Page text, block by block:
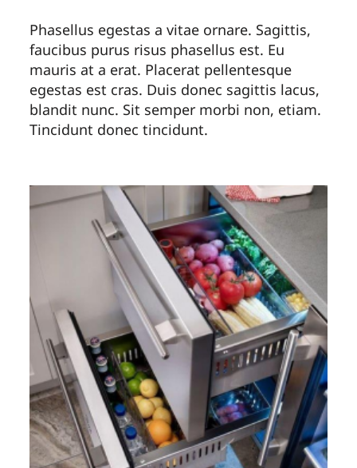
Phasellus egestas a vitae ornare. Sagittis,
faucibus purus risus phasellus est. Eu
mauris at a erat. Placerat pellentesque
egestas est cras. Duis donec sagittis lacus,
blandit nunc. Sit semper morbi non, etiam.
Tincidunt donec tincidunt.